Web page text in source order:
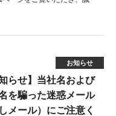
お知らせ
らせ】当社名および
を騙った迷惑メール
メール）にご注意く